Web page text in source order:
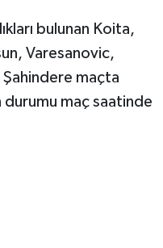
bulunan Koita,
Varesanovic,
maçta
maç saatinde